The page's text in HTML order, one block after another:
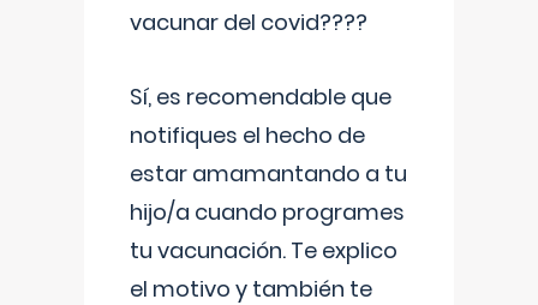
vacunar del covid????
Sí, es recomendable que
notifiques el hecho de
estar amamantando a tu
hijo/a cuando programes
tu vacunación. Te explico
el motivo y también te